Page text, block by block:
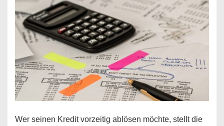
diesen
Regeln!
Wer seinen Kredit vorzeitig ablösen möchte, stellt die